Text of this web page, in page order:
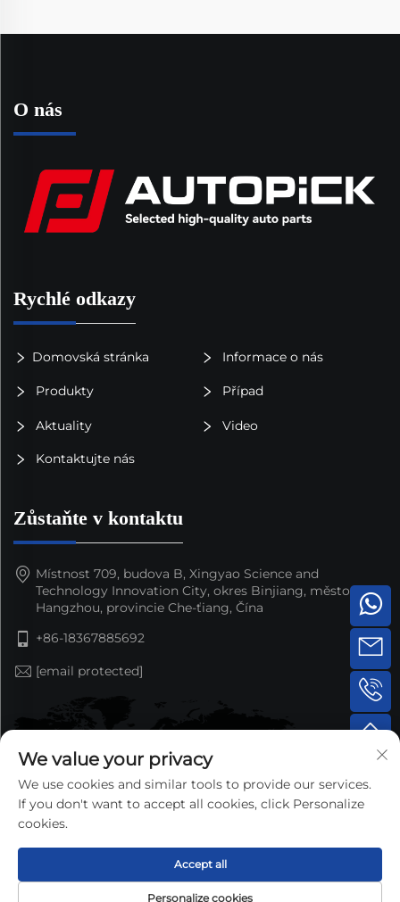
O nás
Rychlé odkazy
Domovská stránka Informace o nás
Produkty Případ
Aktuality Video
Kontaktujte nás
Zůstaňte v kontaktu
Místnost 709, budova B, Xingyao Science and
Technology Innovation City, okres Binjiang, město
Hangzhou, provincie Che-ťiang, Čína
+86-18367885692
[email protected]
Copyright © 2025 by Hangzhou Nansen Auto Parts Co.,Ltd.
We value your privacy
We use cookies and similar tools to provide our services.
If you don't want to accept all cookies, click Personalize
cookies.
Personalize cookies
Accept all